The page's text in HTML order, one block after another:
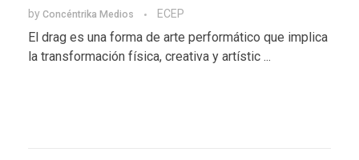
by Concéntrika Medios ECEP
El drag es una forma de arte performático que implica
la transformación física, creativa y artístic ...